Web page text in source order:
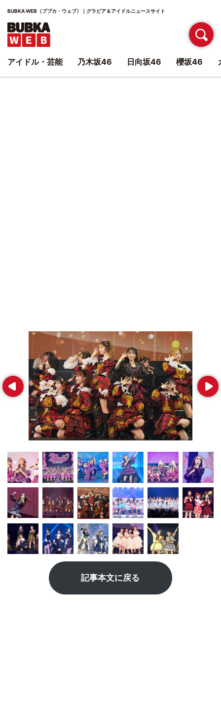
BUBKA WEB（ブブカ・ウェブ）｜グラビア＆アイドルニュースサイト
Prev Next
記事本文に戻る
アイドル・芸能 乃木坂46 日向坂46 櫻坂46